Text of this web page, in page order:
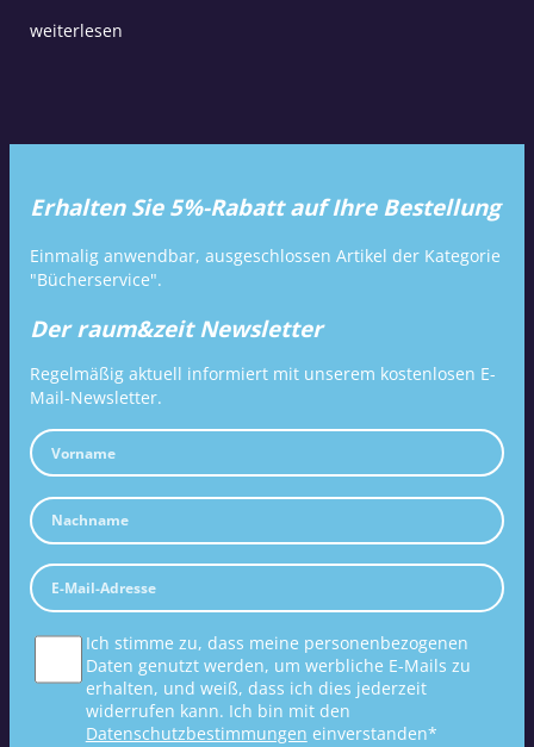
weiterlesen
Erhalten Sie 5%-Rabatt auf Ihre Bestellung
Einmalig anwendbar, ausgeschlossen Artikel der Kategorie
"Bücherservice".
Der raum&zeit Newsletter
Regelmäßig aktuell informiert mit unserem kostenlosen E-
Mail-Newsletter.
Ich stimme zu, dass meine personenbezogenen
Daten genutzt werden, um werbliche E-Mails zu
erhalten, und weiß, dass ich dies jederzeit
widerrufen kann. Ich bin mit den
Datenschutzbestimmungen einverstanden*